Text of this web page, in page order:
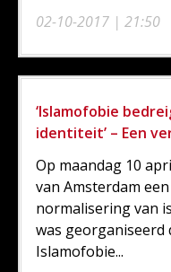
02-10-2017 | 21:50
‘Islamofobie
identiteit’ – Een
Op maandag 10
van Amsterdam
normalisering van
was georganiseerd
Islamofobie...